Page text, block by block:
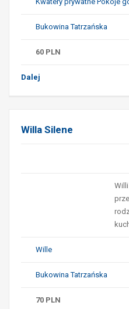
Bukowina Tatrzańska
60 PLN
Dalej
Willa Silene
Wille
Bukowina Tatrzańska
70 PLN